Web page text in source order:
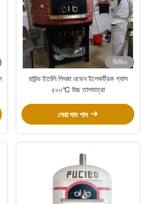
ভিডিও
রাউন্ড ইতালি পিৎজা ওভেন ইলেকট্রিক গ্যাস
৫০০℃ উচ্চ তাপমাত্রা
সেরা দাম পান